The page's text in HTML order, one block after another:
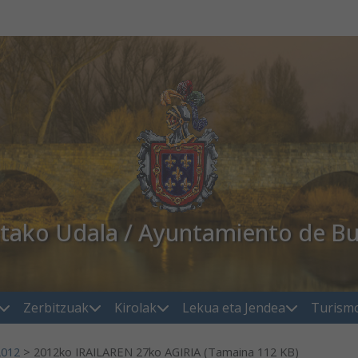
Udala / Ayuntamiento de
Zerbitzuak Kirolak Lekua eta Jendea
> 2012ko IRAILAREN 27ko AGIRIA (Tamaina 112 KB)